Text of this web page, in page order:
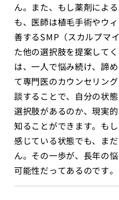
ん。また、もし薬剤によ
も、医師は植毛手術やウ
善するSMP（スカルプマ
た他の選択肢を提案して
は、一人で悩み続け、諦
て専門医のカウンセリン
談することで、自分の状
選択肢があるのか、現実
知ることができます。も
感じている状態でも、ま
ん。その一歩が、長年の
可能性だってあるのです。